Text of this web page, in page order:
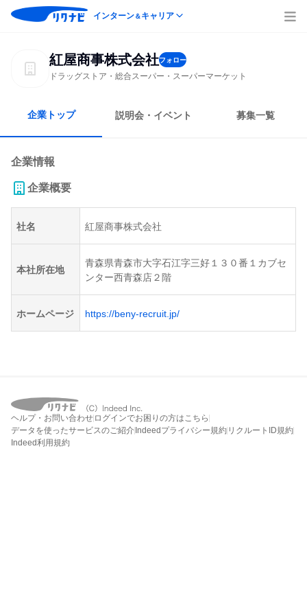
インターン＆キャリア
紅屋商事株式会社フォロー
ドラッグストア・総合スーパー・スーパーマーケット
企業トップ 説明会・イベント 募集一覧
企業情報
企業概要
社名 紅屋商事株式会社
本社所在地
青森県青森市大字石江字三好１３０番１カブセ
ンター西青森店２階
ホームページ https://beny-recruit.jp/
ヘルプ・お問い合わせ ログインでお困りの方はこちら
データを使ったサービスのご紹介 Indeedプライバシー規約 リクルートID規約
Indeed利用規約